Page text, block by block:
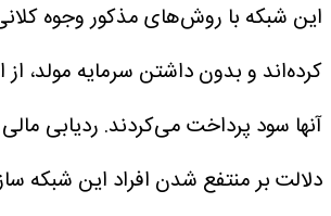
این شبکه با روش‌های مذکور وجوه
کرده‌اند و بدون داشتن سرمایه مولد،
آنها سود پرداخت می‌کردند. ردیابی
دلالت بر منتفع شدن افراد این شبکه